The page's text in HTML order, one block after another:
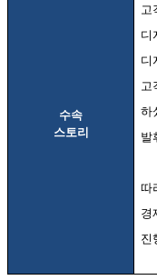
수속
스토리
고
디
디
고
하
발
따
경
진